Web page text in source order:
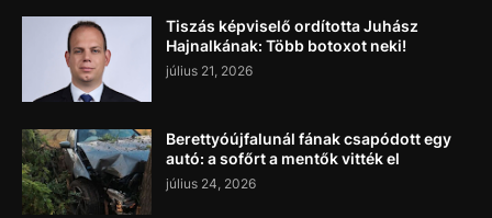
Tiszás képviselő ordította Juhász
Hajnalkának: Több botoxot neki!
július 21, 2026
Berettyóújfalunál fának csapódott egy
autó: a sofőrt a mentők vitték el
július 24, 2026